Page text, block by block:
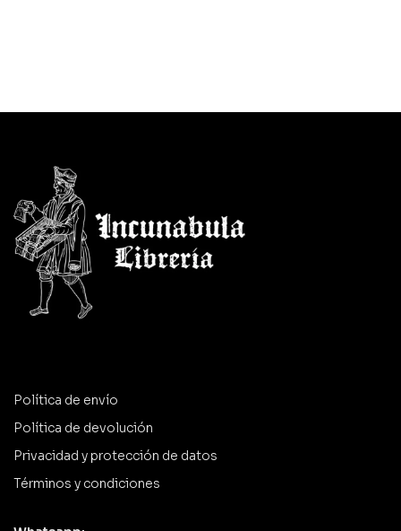
Política de envío
Política de devolución
Privacidad y protección de datos
Términos y condiciones